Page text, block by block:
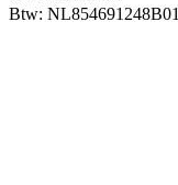
Btw: NL854691248B01